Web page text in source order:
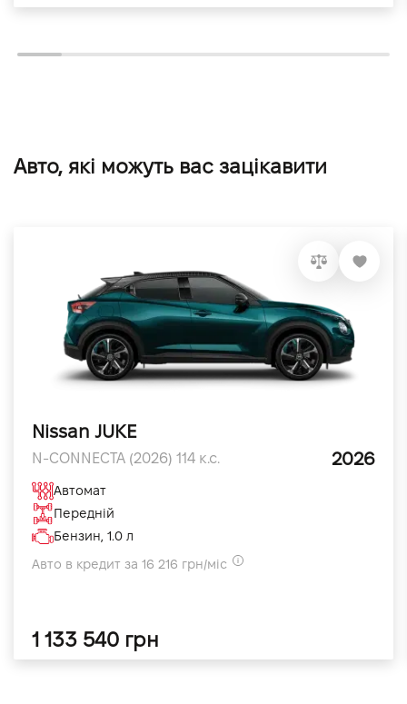
Авто, які можуть вас зацікавити
Nissan JUKE
N-CONNECTA (2026) 114 к.с. 2026
Автомат
Передній
Бензин, 1.0 л
Авто в кредит за 16 216 грн/міс
1 133 540 грн